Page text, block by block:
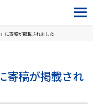
」に寄稿が掲載されました
寄稿が掲載され